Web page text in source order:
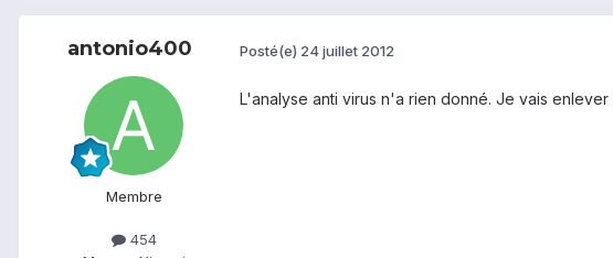
antonio400
Membre
454
Posté(e) 24 juillet 2012
L'analyse anti virus n'a rien donné. Je vais